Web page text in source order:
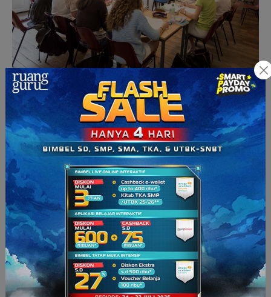
Menuntut ilmu melalui kursus. (Sumber: studyinfrance-
aram.com)
4. Gabung dengan organisasi atau
komunitas
Membangun jaringan itu penting. Melalui organisasi, kamu
bisa bertemu orang-orang dengan visi yang sama.
Juga, menemui orang yang bergerak bersama
memperjuangkan nilai-nilai kehidupan. Beberapa hal bahkan
memantik
idealisme. Berbagaisoft skill
pun dapat diasah di
sini. Komunikasi efektif, kepemimpinan, dan manajemen
proyek adalah beberapa di antaranya. Bukan tidak mungkin